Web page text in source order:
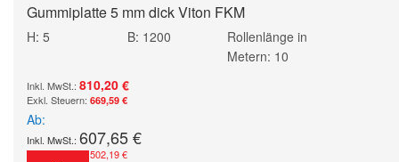
Gummiplatte 5 mm dick Viton FKM
H: 5 B: 1200
Rollenlänge in
Metern: 10
810,20 €
669,59 €
Ab
607,65 €
502,19 €